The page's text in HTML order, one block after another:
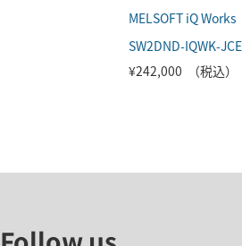
SW2DND-IQWK-JCE
¥242,000 （税込）